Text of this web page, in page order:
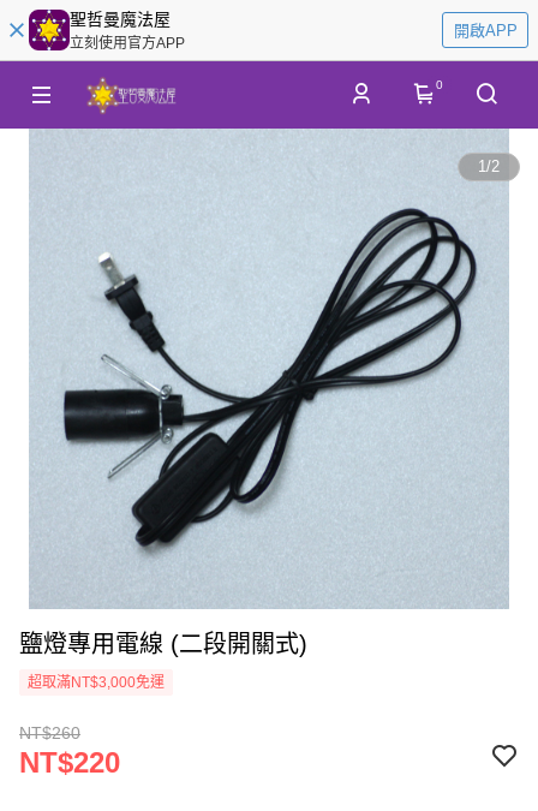
聖哲曼魔法屋
立刻使用官方APP
開啟APP
0
1/2
鹽燈專用電線 (二段開關式)
超取滿NT$3,000免運
NT$260
NT$220